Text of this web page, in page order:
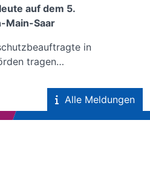
auf dem 5.
Main-Saar
in
tragen…
Alle Meldungen